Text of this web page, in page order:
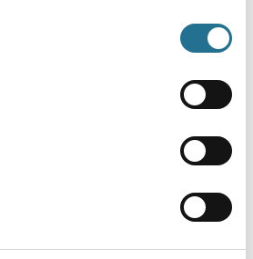
glatten und nicht saugenden